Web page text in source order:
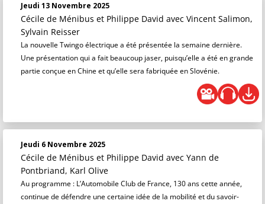
Jeudi 13 Novembre 2025
Cécile de Ménibus et Philippe David avec Vincent Salimon,
Sylvain Reisser
La nouvelle Twingo électrique a été présentée la semaine dernière.
Une présentation qui a fait beaucoup jaser, puisqu’elle a été en grande
partie conçue en Chine et qu’elle sera fabriquée en Slovénie.
Jeudi 6 Novembre 2025
Cécile de Ménibus et Philippe David avec Yann de
Pontbriand, Karl Olive
Au programme : L’Automobile Club de France, 130 ans cette année,
continue de défendre une certaine idée de la mobilité et du savoir-